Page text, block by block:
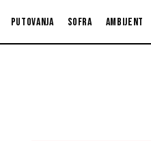
Putovanja Sofra Ambijent